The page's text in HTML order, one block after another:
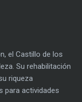
el Castillo de los
Su rehabilitación
riqueza
para actividades